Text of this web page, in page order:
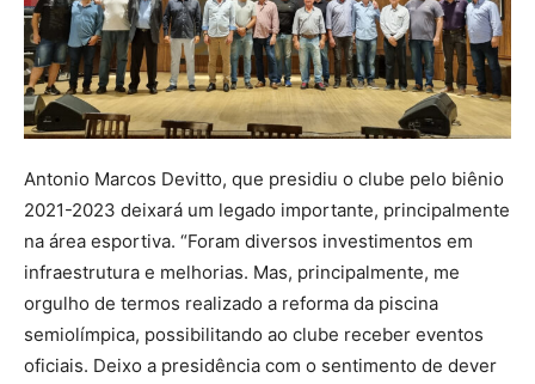
Antonio Marcos Devitto, que presidiu o clube pelo biênio
2021-2023 deixará um legado importante, principalmente
na área esportiva. “Foram diversos investimentos em
infraestrutura e melhorias. Mas, principalmente, me
orgulho de termos realizado a reforma da piscina
semiolímpica, possibilitando ao clube receber eventos
oficiais. Deixo a presidência com o sentimento de dever